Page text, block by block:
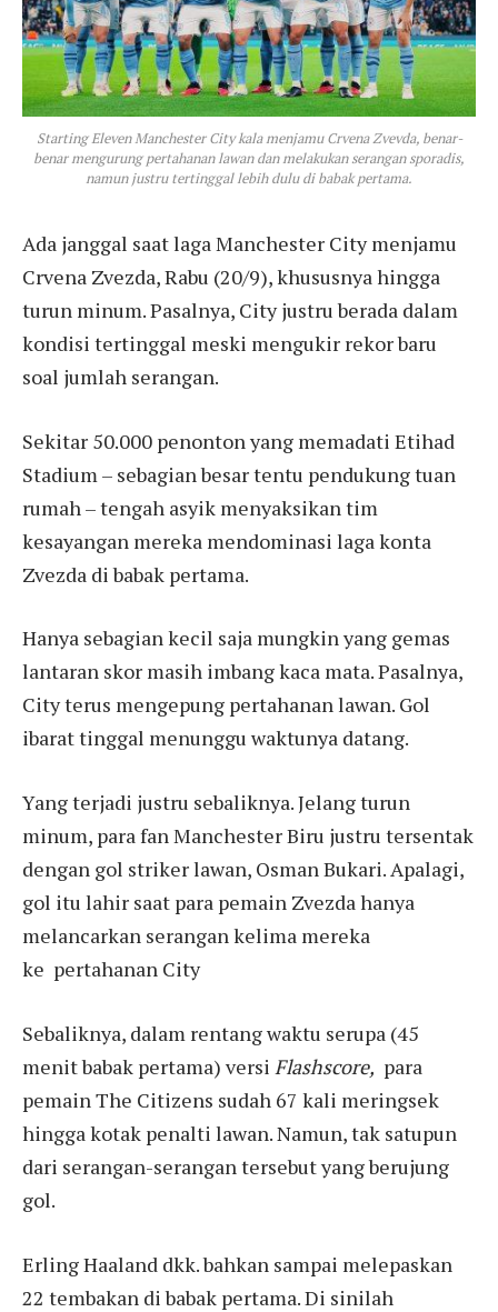
Starting Eleven Manchester City kala menjamu Crvena Zvevda, benar-
benar mengurung pertahanan lawan dan melakukan serangan sporadis,
namun justru tertinggal lebih dulu di babak pertama.
Ada janggal saat laga Manchester City menjamu
Crvena Zvezda, Rabu (20/9), khususnya hingga
turun minum. Pasalnya, City justru berada dalam
kondisi tertinggal meski mengukir rekor baru
soal jumlah serangan.
Sekitar 50.000 penonton yang memadati Etihad
Stadium – sebagian besar tentu pendukung tuan
rumah – tengah asyik menyaksikan tim
kesayangan mereka mendominasi laga konta
Zvezda di babak pertama.
Hanya sebagian kecil saja mungkin yang gemas
lantaran skor masih imbang kaca mata. Pasalnya,
City terus mengepung pertahanan lawan. Gol
ibarat tinggal menunggu waktunya datang.
Yang terjadi justru sebaliknya. Jelang turun
minum, para fan Manchester Biru justru tersentak
dengan gol striker lawan, Osman Bukari. Apalagi,
gol itu lahir saat para pemain Zvezda hanya
melancarkan serangan kelima mereka
ke pertahanan City
Sebaliknya, dalam rentang waktu serupa (45
menit babak pertama) versi Flashscore, para
pemain The Citizens sudah 67 kali meringsek
hingga kotak penalti lawan. Namun, tak satupun
dari serangan-serangan tersebut yang berujung
gol.
Erling Haaland dkk. bahkan sampai melepaskan
22 tembakan di babak pertama. Di sinilah